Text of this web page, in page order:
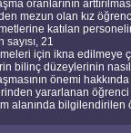
oranlarının
mezun olan kız
katılan
21
için ikna edilmeye
bilinç düzeylerinin nasıl
önemi
yararlanan öğrenci
alanında bilgilendirilen